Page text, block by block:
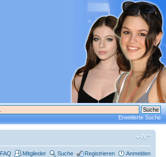
Erweiterte Suche
FAQ Mitglieder Suche Registrieren Anmelden